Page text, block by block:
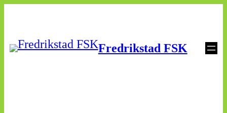
content
Fredrikstad FSK